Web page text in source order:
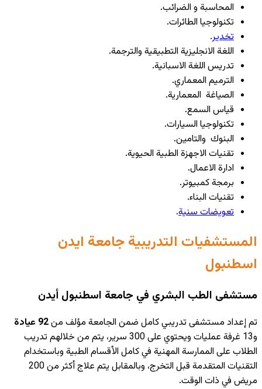
المحاسبة و الضرائب.
تكنولوجيا الطائرات.
تخدير.
اللغة الانجليزية التطبيقية والترجمة.
تدريس اللغة الاسبانية.
الترميم المعماري.
الصياغة المعمارية.
قياس السمع.
تكنولوجيا السيارات.
البنوك والتامين.
تقنيات الاجهزة الطبية الحيوية.
ادارة الاعمال.
برمجة كمبيوتر.
تقنيات البناء.
تعويضات سنية.
المستشفيات التدريبية جامعة ايدن
اسطنبول
مستشفى الطب البشري في جامعة اسطنبول أيدن
تم إعداد مستشفى تدريبي كامل ضمن الجامعة مؤلف من92 عيادة
و13 غرفة عمليات ويحتوي على 300 سرير، يتم من خلالهم تدريب
الطلاب على الممارسة المهنية في كامل الأقسام الطبية وباستخدام
التقنيات المتقدمة قبل التخرج، وبالمقابل يتم علاج أكثر من 200
مريض في ذات الوقت.